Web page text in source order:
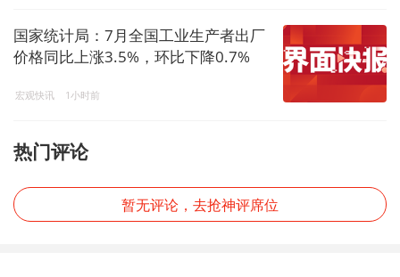
国家统计局：7月全国工业生产者出厂
价格同比上涨3.5%，环比下降0.7%
宏观快讯 1小时前
热门评论
暂无评论，去抢神评席位